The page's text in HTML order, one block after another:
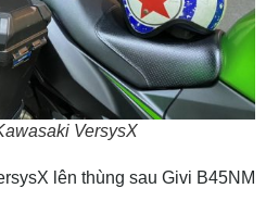
VersysX
lên thùng sau Givi B45NM